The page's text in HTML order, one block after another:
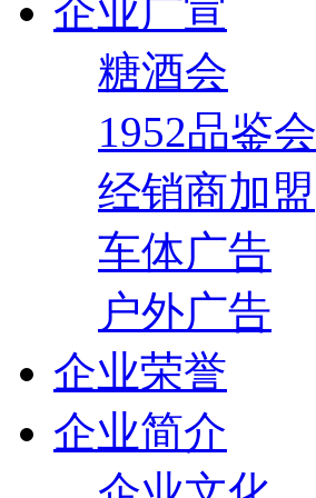
企业广宣
糖酒会
1952品鉴会
经销商加盟
车体广告
户外广告
企业荣誉
企业简介